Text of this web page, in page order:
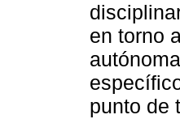
en torno
punto de